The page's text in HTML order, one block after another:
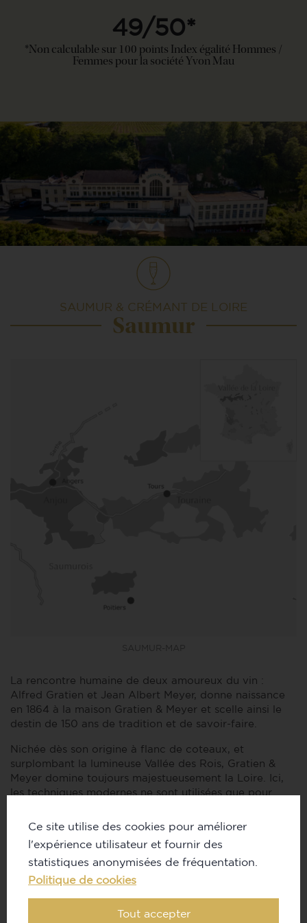
49/50*
*Non calculable sur 100 points Index égalité Hommes /
Femmes pour la société Yvon Mau
SAUMUR & CRÉMANT DE LOIRE
Saumur
La rencontre humaine de deux amoureux du vin :
Alfred Gratien et Jean Albert Meyer, donne naissance
en 1864 à la maison Gratien & Meyer et scelle ainsi le
destin de 150 ans de tradition et de savoir-faire.
Nichée dès son origine à flanc de coteaux, et
surplombant la lumineuse Vallée des Rois, Gratien &
Meyer domine toujours majestueusement la Loire. Ici,
les techniques modernes ne sont utilisées que pour
fines bulles de Loire en France et sur les marchés
étrangers dans le respect des appellations Saumur et
Crémant de Loire.
Ce site utilise des cookies pour améliorer
l'expérience utilisateur et fournir des
statistiques anonymisées de fréquentation.
Politique de cookies
Tout accepter